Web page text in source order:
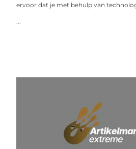
ervoor dat je met behulp van
...